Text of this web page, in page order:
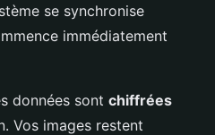
se synchronise
immédiatement
données sont chiffrées
Vos images restent